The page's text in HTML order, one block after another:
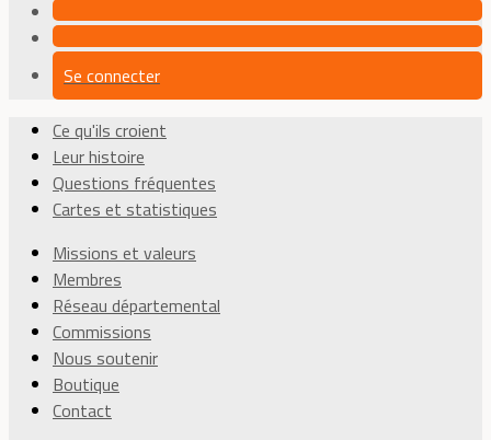
Se connecter
Ce qu'ils croient
Leur histoire
Questions fréquentes
Cartes et statistiques
Missions et valeurs
Membres
Réseau départemental
Commissions
Nous soutenir
Boutique
Contact